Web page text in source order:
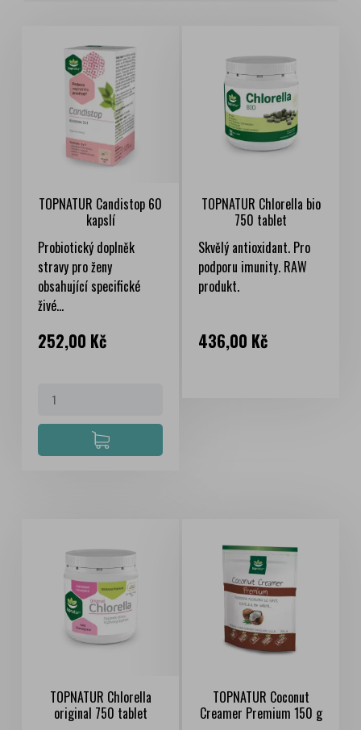
TOPNATUR Candistop 60
kapslí
Probiotický doplněk
stravy pro ženy
obsahující specifické
živé...
Cena
252,00 Kč
TOPNATUR Chlorella bio
750 tablet
Skvělý antioxidant. Pro
podporu imunity. RAW
produkt.
Cena
436,00 Kč
TOPNATUR Chlorella
original 750 tablet
TOPNATUR Coconut
Creamer Premium 150 g